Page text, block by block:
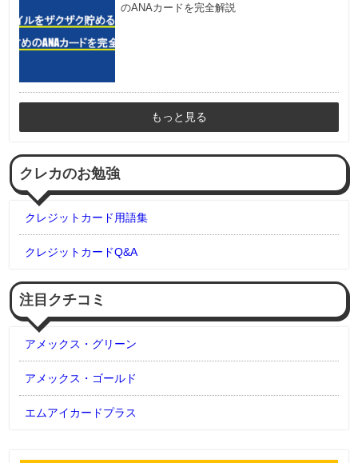
のANAカードを完全解説
もっと見る
クレカのお勉強
クレジットカード用語集
クレジットカードQ&A
注目クチコミ
アメックス・グリーン
アメックス・ゴールド
エムアイカードプラス